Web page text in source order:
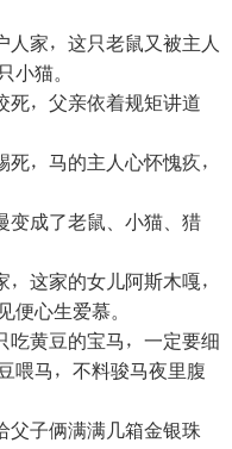
家，这只老鼠又被主人
小猫。
，父亲依着规矩讲道
，马的主人心怀愧疚，
成了老鼠、小猫、猎
这家的女儿阿斯木嘎，
便心生爱慕。
黄豆的宝马，一定要细
喂马，不料骏马夜里腹
子俩满满几箱金银珠